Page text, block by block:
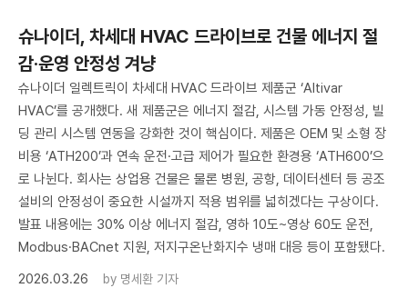
슈나이더, 차세대 HVAC 드라이브로 건물 에너지 절
감·운영 안정성 겨냥
슈나이더 일렉트릭이 차세대 HVAC 드라이브 제품군 ‘Altivar
HVAC’를 공개했다. 새 제품군은 에너지 절감, 시스템 가동 안정성, 빌
딩 관리 시스템 연동을 강화한 것이 핵심이다. 제품은 OEM 및 소형 장
비용 ‘ATH200’과 연속 운전·고급 제어가 필요한 환경용 ‘ATH600’으
로 나뉜다. 회사는 상업용 건물은 물론 병원, 공항, 데이터센터 등 공조
설비의 안정성이 중요한 시설까지 적용 범위를 넓히겠다는 구상이다.
발표 내용에는 30% 이상 에너지 절감, 영하 10도~영상 60도 운전,
Modbus·BACnet 지원, 저지구온난화지수 냉매 대응 등이 포함됐다.
2026.03.26
by 명세환 기자